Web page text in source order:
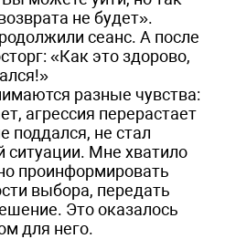
не будет».
сеанс. А после
«Как это здорово,
разные чувства:
агрессия перерастает
поддался, не стал
ситуации. Мне хватило
проинформировать
выбора, передать
Это оказалось
для него.